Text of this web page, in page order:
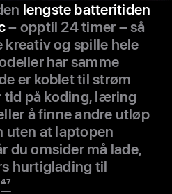
lengste batteri­tiden
– opptil 24 timer – så
og spille hele
har samme
er koblet til strøm
tid på koding, læring
å finne andre utløp
uten at laptopen
du omsider må lade,
hurtiglading til
47